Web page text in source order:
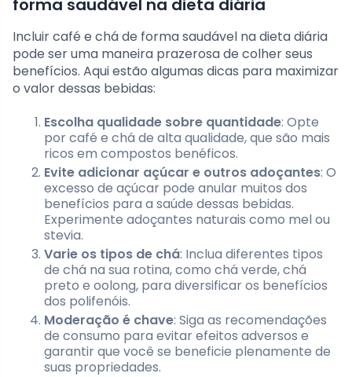
forma saudável na dieta diária
Incluir café e chá de forma saudável na dieta diária
pode ser uma maneira prazerosa de colher seus
benefícios. Aqui estão algumas dicas para maximizar
o valor dessas bebidas:
Escolha qualidade sobre quantidade: Opte
por café e chá de alta qualidade, que são mais
ricos em compostos benéficos.
Evite adicionar açúcar e outros adoçantes: O
excesso de açúcar pode anular muitos dos
benefícios para a saúde dessas bebidas.
Experimente adoçantes naturais como mel ou
stevia.
Varie os tipos de chá: Inclua diferentes tipos
de chá na sua rotina, como chá verde, chá
preto e oolong, para diversificar os benefícios
dos polifenóis.
Moderação é chave: Siga as recomendações
de consumo para evitar efeitos adversos e
garantir que você se beneficie plenamente de
suas propriedades.